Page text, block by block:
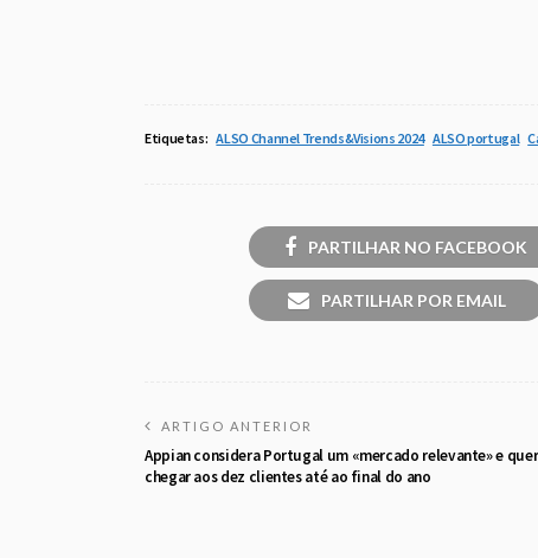
Etiquetas: ALSO Channel Trends&Visions 2024 ALSO portugal
PARTILHAR NO FACEBOOK
PARTILHAR POR EMAIL
ARTIGO ANTERIOR
Appian considera Portugal um «mercado relevante» e quer
chegar aos dez clientes até ao final do ano